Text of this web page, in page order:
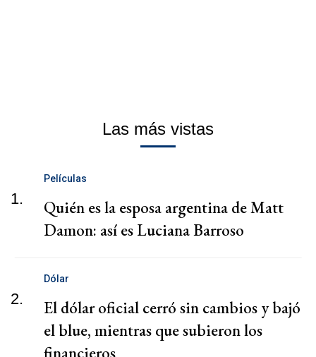
Las más vistas
1.
Películas
Quién es la esposa argentina de Matt
Damon: así es Luciana Barroso
2.
Dólar
El dólar oficial cerró sin cambios y bajó
el blue, mientras que subieron los
financieros